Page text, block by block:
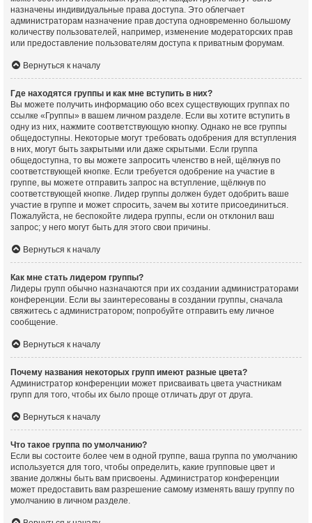
назначены индивидуальные права доступа. Это облегчает
администраторам назначение прав доступа одновременно большому
количеству пользователей, например, изменение модераторских прав
или предоставление пользователям доступа к приватным форумам.
Вернуться к началу
Где находятся группы и как мне вступить в них?
Вы можете получить информацию обо всех существующих группах по
ссылке «Группы» в вашем личном разделе. Если вы хотите вступить в
одну из них, нажмите соответствующую кнопку. Однако не все группы
общедоступны. Некоторые могут требовать одобрения для вступления
в них, могут быть закрытыми или даже скрытыми. Если группа
общедоступна, то вы можете запросить членство в ней, щёлкнув по
соответствующей кнопке. Если требуется одобрение на участие в
группе, вы можете отправить запрос на вступление, щёлкнув по
соответствующей кнопке. Лидер группы должен будет одобрить ваше
участие в группе и может спросить, зачем вы хотите присоединиться.
Пожалуйста, не беспокойте лидера группы, если он отклонил ваш
запрос; у него могут быть для этого свои причины.
Вернуться к началу
Как мне стать лидером группы?
Лидеры групп обычно назначаются при их создании администраторами
конференции. Если вы заинтересованы в создании группы, сначала
свяжитесь с администратором; попробуйте отправить ему личное
сообщение.
Вернуться к началу
Почему названия некоторых групп имеют разные цвета?
Администратор конференции может присваивать цвета участникам
групп для того, чтобы их было проще отличать друг от друга.
Вернуться к началу
Что такое группа по умолчанию?
Если вы состоите более чем в одной группе, ваша группа по умолчанию
используется для того, чтобы определить, какие групповые цвет и
звание должны быть вам присвоены. Администратор конференции
может предоставить вам разрешение самому изменять вашу группу по
умолчанию в личном разделе.